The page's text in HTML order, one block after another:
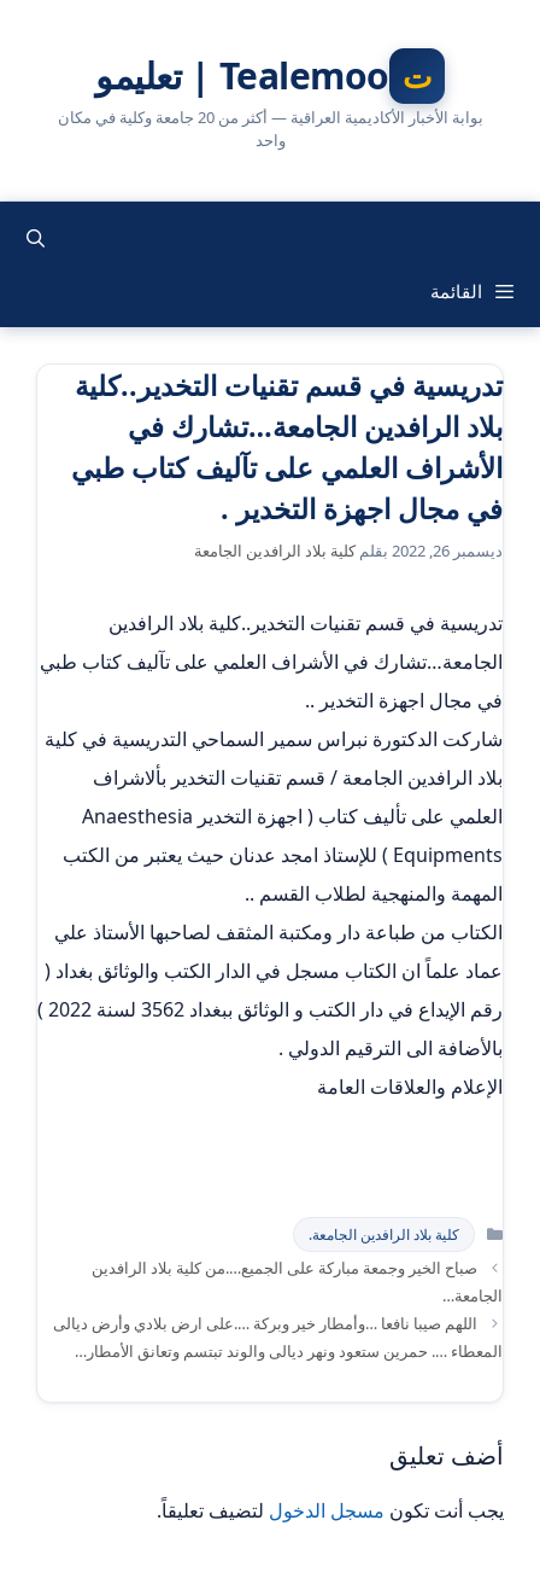
Tealemoo | تعليمو
بوابة الأخبار الأكاديمية العراقية — أكثر من 20 جامعة وكلية في مكان
واحد
القائمة
تدريسية في قسم تقنيات التخدير..كلية
بلاد الرافدين الجامعة…تشارك في
الأشراف العلمي على تآليف كتاب طبي
في مجال اجهزة التخدير .
ديسمبر 26, 2022 بقلمكلية بلاد الرافدين الجامعة
تدريسية في قسم تقنيات التخدير..كلية بلاد الرافدين
الجامعة…تشارك في الأشراف العلمي على تآليف كتاب طبي
في مجال اجهزة التخدير ..
شاركت الدكتورة نبراس سمير السماحي التدريسية في كلية
بلاد الرافدين الجامعة / قسم تقنيات التخدير بألاشراف
العلمي على تأليف كتاب ( اجهزة التخدير Anaesthesia
Equipments ) للإستاذ امجد عدنان حيث يعتبر من الكتب
المهمة والمنهجية لطلاب القسم ..
الكتاب من طباعة دار ومكتبة المثقف لصاحبها الأستاذ علي
عماد علماً ان الكتاب مسجل في الدار الكتب والوثائق بغداد (
رقم الإيداع في دار الكتب و الوثائق ببغداد 3562 لسنة 2022 )
بالأضافة الى الترقيم الدولي .
الإعلام والعلاقات العامة
التصنيفات
كلية بلاد الرافدين الجامعة.
صباح الخير وجمعة مباركة على الجميع….من كلية بلاد الرافدين
الجامعة…
اللهم صيبا نافعا …وأمطار خير وبركة ….على ارض بلادي وأرض ديالى
المعطاء …. حمرين ستعود ونهر ديالى والوند تبتسم وتعانق الأمطار…
أضف تعليق
يجب أنت تكون مسجل الدخول لتضيف تعليقاً.